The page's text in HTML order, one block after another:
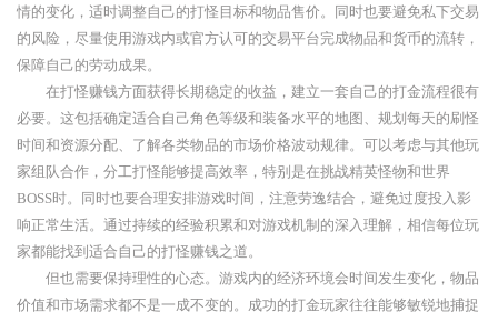
情的变化，适时调整自己的打怪目标和物品售价。同时也要避免私下交易
的风险，尽量使用游戏内或官方认可的交易平台完成物品和货币的流转，
保障自己的劳动成果。
在打怪赚钱方面获得长期稳定的收益，建立一套自己的打金流程很有
必要。这包括确定适合自己角色等级和装备水平的地图、规划每天的刷怪
时间和资源分配、了解各类物品的市场价格波动规律。可以考虑与其他玩
家组队合作，分工打怪能够提高效率，特别是在挑战精英怪物和世界
BOSS时。同时也要合理安排游戏时间，注意劳逸结合，避免过度投入影
响正常生活。通过持续的经验积累和对游戏机制的深入理解，相信每位玩
家都能找到适合自己的打怪赚钱之道。
但也需要保持理性的心态。游戏内的经济环境会时间发生变化，物品
价值和市场需求都不是一成不变的。成功的打金玩家往往能够敏锐地捕捉